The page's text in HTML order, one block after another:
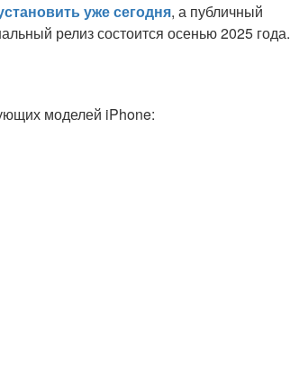
уже сегодня, а публичный
релиз состоится осенью 2025 года.
моделей iPhone: